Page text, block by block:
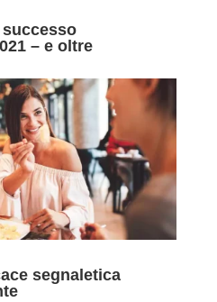
– e oltre
segnaletica